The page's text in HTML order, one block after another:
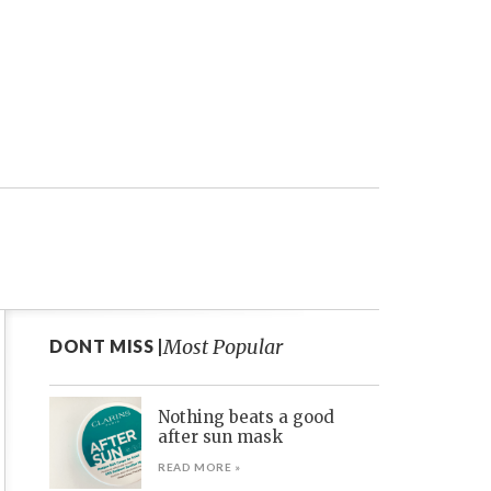
DONT MISS |Most Popular
Nothing beats a good
after sun mask
READ MORE »